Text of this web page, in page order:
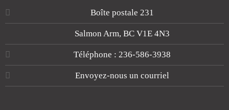
Boîte postale 231
Salmon Arm, BC V1E 4N3
Téléphone : 236-586-3938
Envoyez-nous un courriel